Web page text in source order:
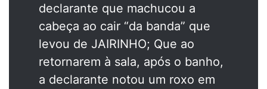
declarante que machucou a
cabeça ao cair “da banda” que
levou de JAIRINHO; Que ao
retornarem à sala, após o banho,
a declarante notou um roxo em